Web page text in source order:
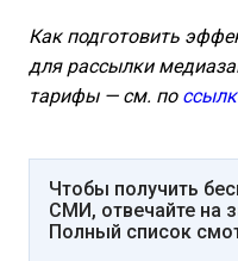
Как подготовить
для рассылки
тарифы — см. по
Чтобы получить
СМИ, отвечайте на
Полный список